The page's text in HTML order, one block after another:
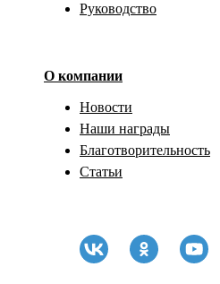
Руководство
О компании
Новости
Наши награды
Благотворительность
Статьи